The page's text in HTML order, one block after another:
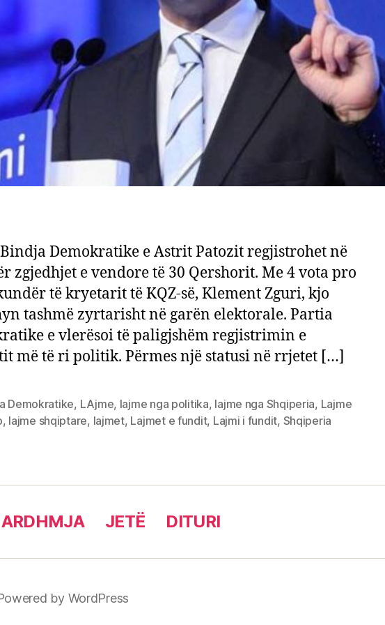
Demokratike e Astrit Patozit regjistrohet në
zgjedhjet e vendore të 30 Qershorit. Me 4 vota pro
të kryetarit të KQZ-së, Klement Zguri, kjo
tashmë zyrtarisht në garën elektorale. Partia
e vlerësoi të paligjshëm regjistrimin e
më të ri politik. Përmes një statusi në rrjetet […]
Demokratike, LAjme, lajme nga politika, lajme nga Shqiperia, Lajme
, lajme shqiptare, lajmet, Lajmet e fundit, Lajmi i fundit, Shqiperia
JETË DITURI
by WordPress